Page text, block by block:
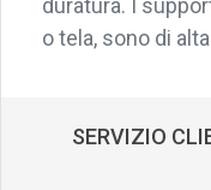
duratura. I
o tela, sono di
SERVIZIO